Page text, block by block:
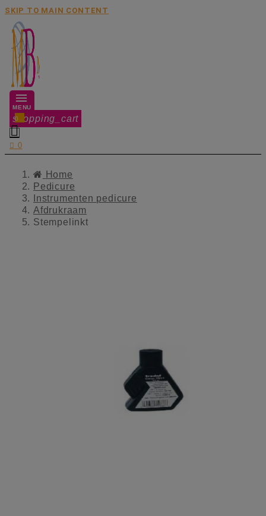
SKIP TO MAIN CONTENT
MENU
shopping_cart
0

 0
Home
Pedicure
Instrumenten pedicure
Afdrukraam
Stempelinkt